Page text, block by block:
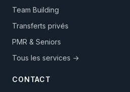
Team Building
Transferts privés
PMR & Seniors
Tous les services →
CONTACT